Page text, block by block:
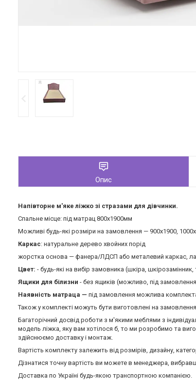
Опис
Напівторне м'яке ліжко зі стразами для дівчинки.
Спальне місце: під матрац 800х1900мм
Можливі будь-які розміри на замовлення — 900х1900,
Каркас: натуральне дерево хвойних порід
жорстка основа — фанера/ЛДСП або металевий каркас,
Цвет: - будь-які на вибір замовника (шкіра, шкірозамінник,
Ящики для білизни - без ящиків (можливо, під
Наявність матраца — під замовлення можлива
Також у комплекті можуть бути виготовлені на
Багаторічний досвід роботи з м'якими меблями з
модель ліжка, яку вам хотілося б, то ми розробимо та
здійснюємо доставку і монтаж.
Вартість комплекту залежить від розмірів, дизайну,
Дізнатися точну вартість ви можете в менеджера,
Доставка по Україні будь-якою транспортною компанією.